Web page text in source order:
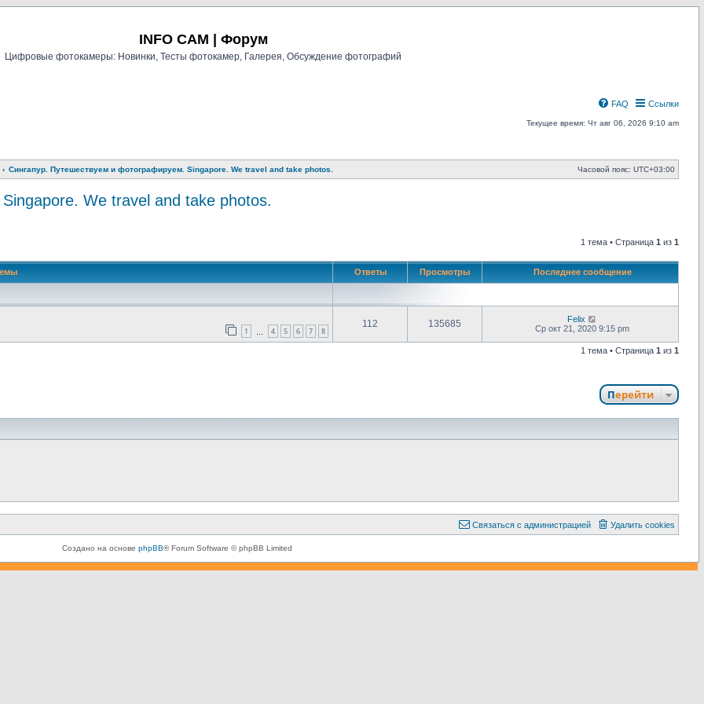
INFO CAM | Форум
Цифровые фотокамеры: Новинки, Тесты фотокамер, Галерея, Обсуждение фотографий
Ссылки
FAQ
Текущее время: Чт авг 06, 2026 9:10 am
Сингапур. Путешествуем и фотографируем. Singapore. We travel and take photos. Часовой пояс: UTC+03:00
We travel and take photos.
поиск 1 тема • Страница 1 из 1
Ответы Просмотры Последнее сообщение
1 4 5 6 7 8
112 135685
Felix
Ср окт 21, 2020 9:15 pm
1 тема • Страница 1 из 1
Перейти
Удалить cookies
Связаться с администрацией
Создано на основе phpBB® Forum Software © phpBB Limited